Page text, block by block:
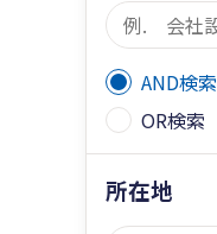
AND検索
OR検索
所在地